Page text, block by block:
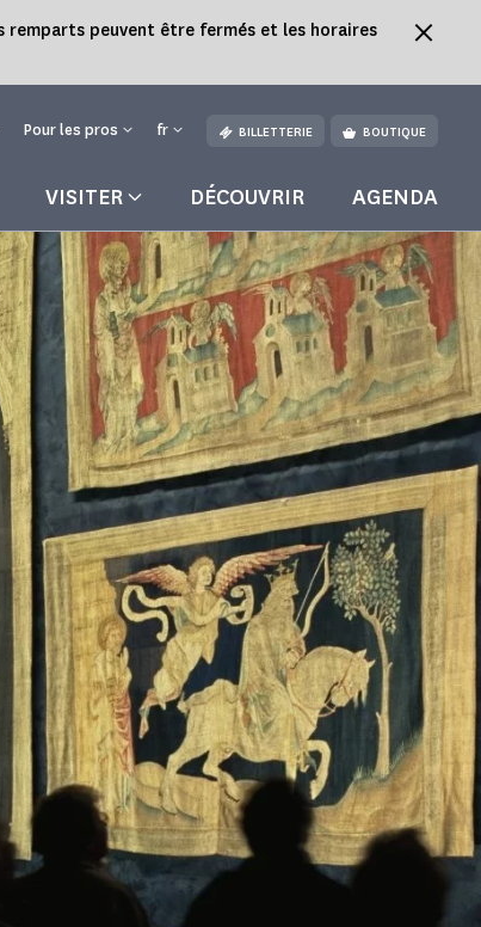
remparts peuvent être fermés et les horaires
Pour les pros fr BILLETTERIE BOUTIQUE
VISITER DÉCOUVRIR AGENDA